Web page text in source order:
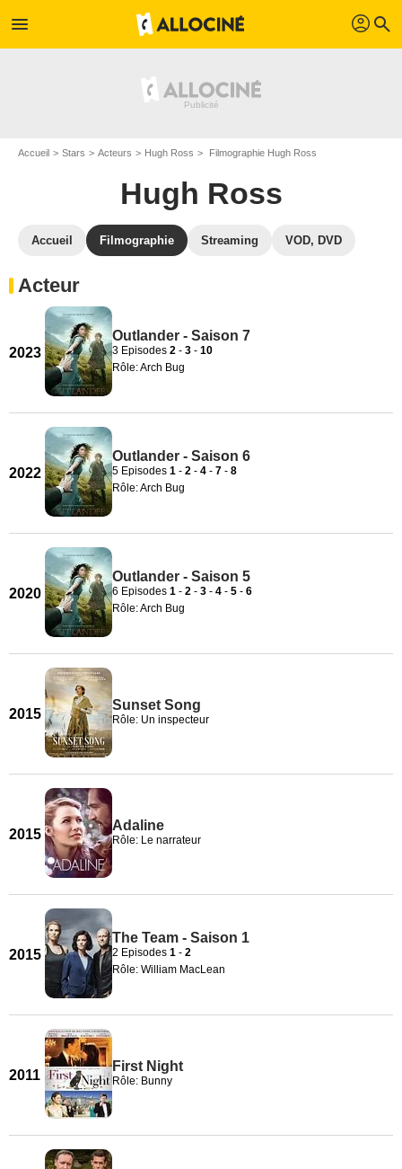
menu profil search
Accueil Stars Acteurs Hugh Ross Filmographie Hugh Ross
Hugh Ross
Accueil Filmographie Streaming VOD, DVD
Acteur
2023
Outlander - Saison 7
3 Episodes 2 - 3 - 10
Rôle: Arch Bug
2022
Outlander - Saison 6
5 Episodes 1 - 2 - 4 - 7 - 8
Rôle: Arch Bug
2020
Outlander - Saison 5
6 Episodes 1 - 2 - 3 - 4 - 5 - 6
Rôle: Arch Bug
2015
Sunset Song
Rôle: Un inspecteur
2015
Adaline
Rôle: Le narrateur
2015
The Team - Saison 1
2 Episodes 1 - 2
Rôle: William MacLean
2011
First Night
Rôle: Bunny